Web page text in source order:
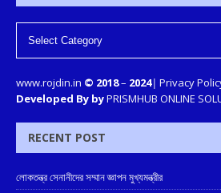
www.rojdin.in © 2018– 2024| Privacy
Developed By byPRISMHUB ONLINE
RECENT POST
লোকতন্ত্র সেনানীদের সম্মান জ্ঞাপন মুখ্যমন্ত্রীর